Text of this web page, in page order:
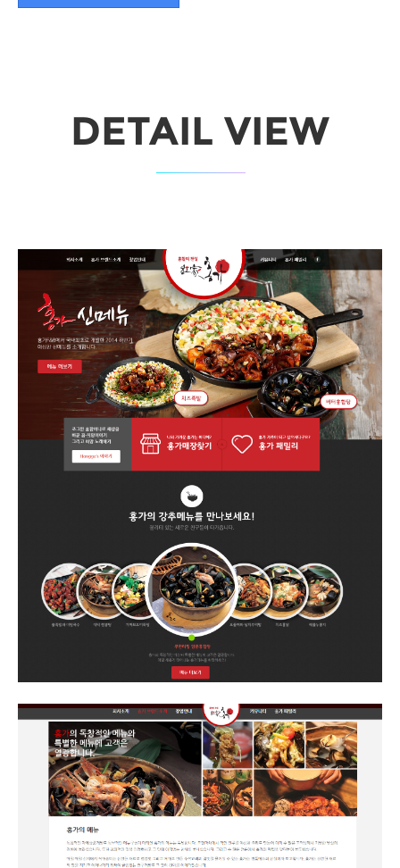
DETAIL VIEW